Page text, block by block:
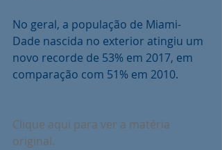
No geral, a população de Miami-
Dade nascida no exterior atingiu um
novo recorde de 53% em 2017, em
comparação com 51% em 2010.
Clique aqui para ver a matéria
original.